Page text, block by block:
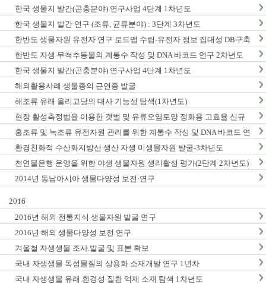
한국 생물지 발간(곤충분야) 연구사업 4단계 1차년도
한국 생물지 발간 연구 (조류, 균류분야) : 3단계 3차년도
한반도 생물자원 유전자 연구 로드맵 수립-유전자 정보 집대성 DB구축
(1차년도)
한반도 자생 무척추동물의 계통수 작성 및 DNA 바코드 연구 2차년도
한국 생물지 발간(곤충분야) 연구사업 4단계 1차년도
해외활용사례 생물종의 근연종 발굴
해조류 유래 올리고당의 대사 기능성 탐색(1차년도)
현장 활성측정법을 이용한 갯벌 및 유류오염토양 정화용 고효율 신규
미생물자원 발굴-3차년도
홍조류 및 녹조류 유전자원 관리를 위한 계통수 작성 및 DNA 바코드 연
구 2단계 1차년도
환경친화적 수산화지방산 생산 자생 미생물자원 발굴-3차년도
천연물은행 운영을 위한 야생 생물자원 생리활성 평가(2단계 2차년도)
2014년 동남아시아 생물다양성 보전·연구
2016
2016년 해외 전통지식 생물자원 발굴 연구
2016년 해외 생물다양성 보전 연구
겨울철 자생생물 조사.발굴 및 표본 확보
국내 자생생물 독성물질의 상용화 소재개발 연구 1년차
국내 자생생물 유래 환경성 질환 억제 소재 탐색 1차년도